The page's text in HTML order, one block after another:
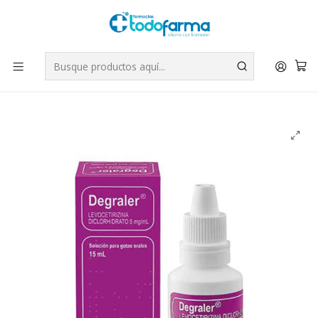
Tus compras tienen envío GRATIS por Rappi - Atención exclusiva
para Chile | WhatsApp +56
Leer más
Inicio Medicamentos
Degraler (B) Levocetirizina 5 mg / ml Gotas 15 ml.